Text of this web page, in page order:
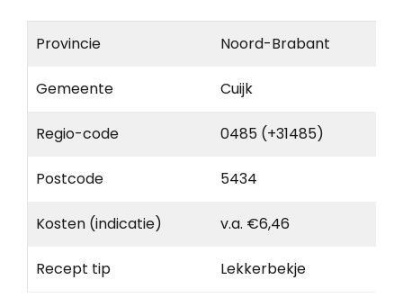
Provincie Noord-Brabant
Gemeente Cuijk
Regio-code 0485 (+31485)
Postcode 5434
Kosten (indicatie) v.a. €6,46
Recept tip Lekkerbekje